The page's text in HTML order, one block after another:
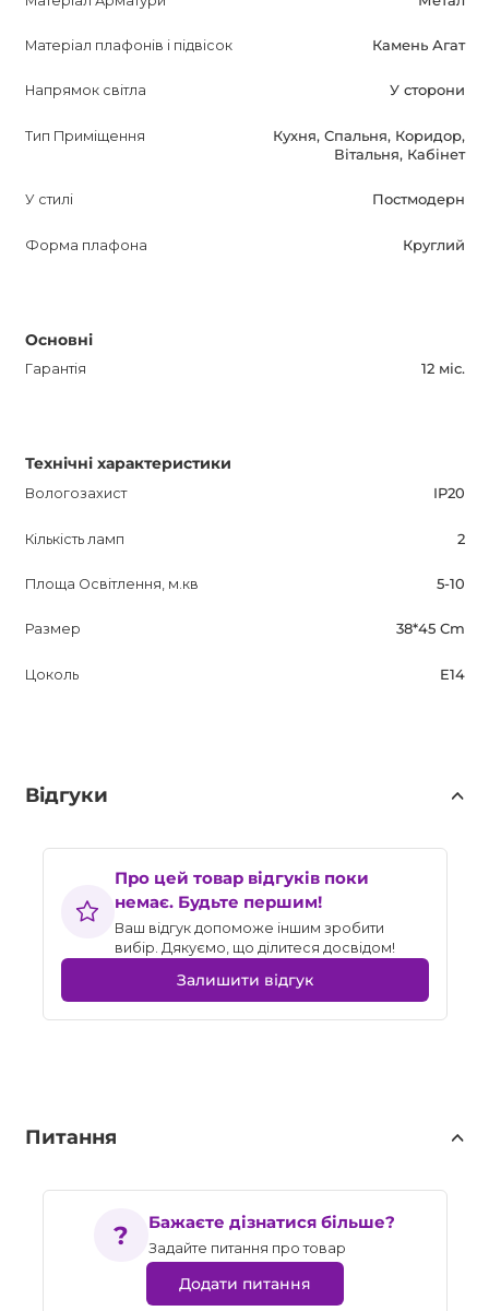
можете отримати від наших менеджерів. Дозвольте
вашому інтер'єру заблищати і підкреслити вашу
Матеріал плафонів і підвісок Камень Агат
Напрямок світла У сторони
Тип Приміщення
Кухня, Спальня, Коридор,
Вітальня, Кабінет
У стилі Постмодерн
Форма плафона Круглий
Основні
Гарантія 12 міс.
Технічні характеристики
Вологозахист IP20
Кількість ламп 2
Площа Освітлення, м.кв 5-10
Размер 38*45 Сm
Цоколь E14
Відгуки
Про цей товар відгуків поки
немає. Будьте першим!
Ваш відгук допоможе іншим зробити
вибір. Дякуємо, що ділитеся досвідом!
Залишити відгук
Питання
Бажаєте дізнатися більше?
Задайте питання про товар
Додати питання